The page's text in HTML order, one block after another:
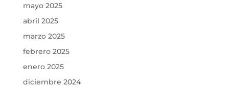
mayo 2025
abril 2025
marzo 2025
febrero 2025
enero 2025
diciembre 2024